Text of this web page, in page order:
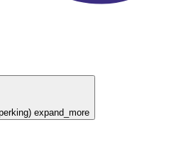
expand_more